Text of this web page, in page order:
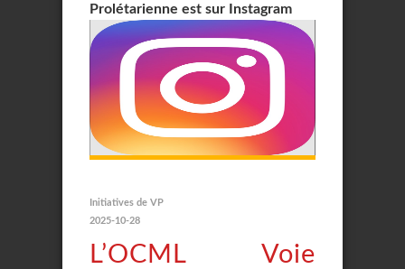
Prolétarienne est sur Instagram
Initiatives de VP
2025-10-28
L’OCML Voie